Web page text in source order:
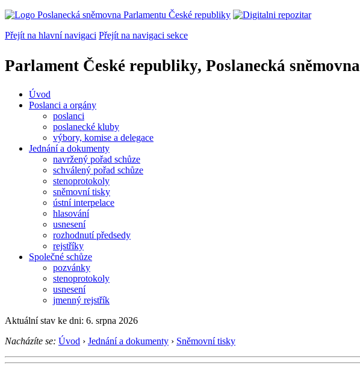
Přejít na hlavní navigaci Přejít na navigaci sekce
Parlament České republiky, Poslanecká sněmovna
Úvod
Poslanci a orgány
poslanci
poslanecké kluby
výbory, komise a delegace
Jednání a dokumenty
navržený pořad schůze
schválený pořad schůze
stenoprotokoly
sněmovní tisky
ústní interpelace
hlasování
usnesení
rozhodnutí předsedy
rejstříky
Společné schůze
pozvánky
stenoprotokoly
usnesení
jmenný rejstřík
Aktuální stav ke dni: 6. srpna 2026
Nacházíte se: Úvod › Jednání a dokumenty › Sněmovní tisky